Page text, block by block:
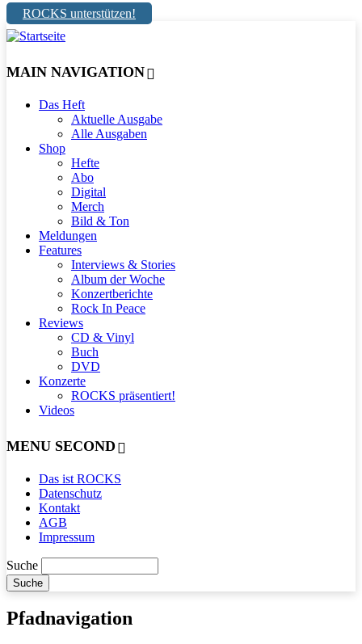
ROCKS unterstützen!
MAIN NAVIGATION
Das Heft
Aktuelle Ausgabe
Alle Ausgaben
Shop
Hefte
Abo
Digital
Merch
Bild & Ton
Meldungen
Features
Interviews & Stories
Album der Woche
Konzertberichte
Rock In Peace
Reviews
CD & Vinyl
Buch
DVD
Konzerte
ROCKS präsentiert!
Videos
MENU SECOND
Das ist ROCKS
Datenschutz
Kontakt
AGB
Impressum
Suche
Pfadnavigation